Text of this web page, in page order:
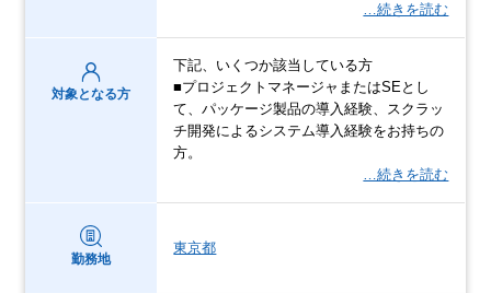
…続きを読む
対象となる方
下記、いくつか該当している方
■プロジェクトマネージャまたはSEとし
て、パッケージ製品の導入経験、スクラッ
チ開発によるシステム導入経験をお持ちの
方。
…続きを読む
勤務地
東京都